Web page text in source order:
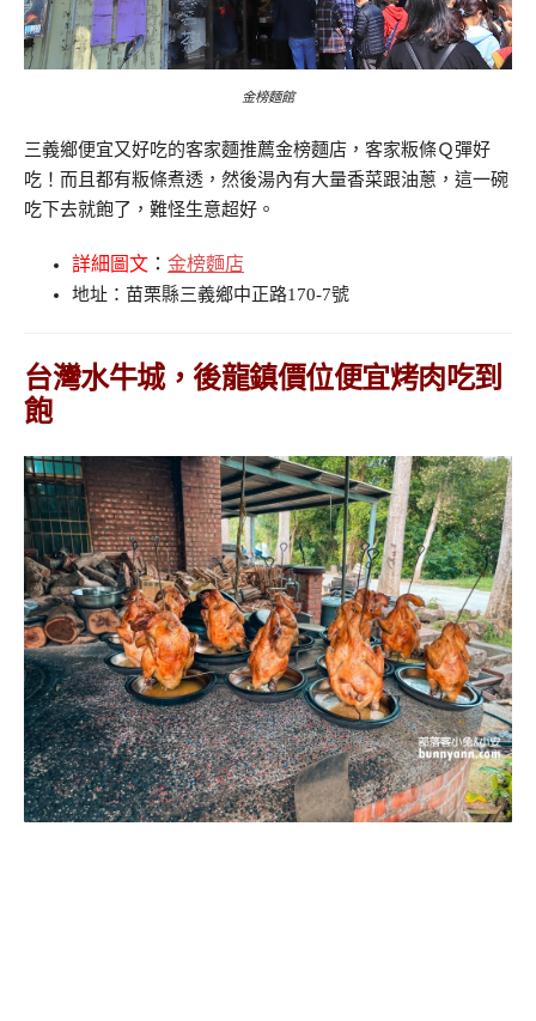
金榜麵館
三義鄉便宜又好吃的客家麵推薦金榜麵店，客家粄條Ｑ彈好
吃！而且都有粄條煮透，然後湯內有大量香菜跟油蔥，這一碗
吃下去就飽了，難怪生意超好。
詳細圖文 ： 金榜麵店
地址：苗栗縣三義鄉中正路170-7號
台灣水牛城，後龍鎮價位便宜烤肉吃到
飽